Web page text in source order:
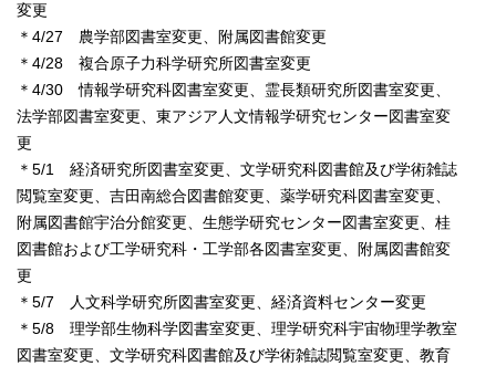
変更
＊4/27 農学部図書室変更、附属図書館変更
＊4/28 複合原子力科学研究所図書室変更
＊4/30 情報学研究科図書室変更、霊長類研究所図書室変更、
法学部図書室変更、東アジア人文情報学研究センター図書室変
更
＊5/1 経済研究所図書室変更、文学研究科図書館及び学術雑誌
閲覧室変更、吉田南総合図書館変更、薬学研究科図書室変更、
附属図書館宇治分館変更、生態学研究センター図書室変更、桂
図書館および工学研究科・工学部各図書室変更、附属図書館変
更
＊5/7 人文科学研究所図書室変更、経済資料センター変更
＊5/8 理学部生物科学図書室変更、理学研究科宇宙物理学教室
図書室変更、文学研究科図書館及び学術雑誌閲覧室変更、教育